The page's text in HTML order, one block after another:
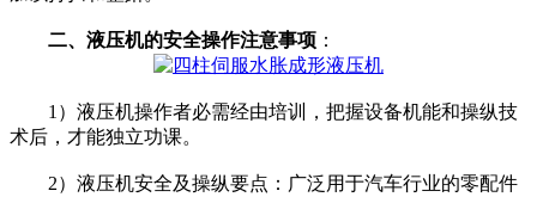
二、液压机的安全操作注意事项 ：
1）液压机操作者必需经由培训，把握设备机能和操纵技
术后，才能独立功课。
2）液压机安全及操纵要点：广泛用于汽车行业的零配件